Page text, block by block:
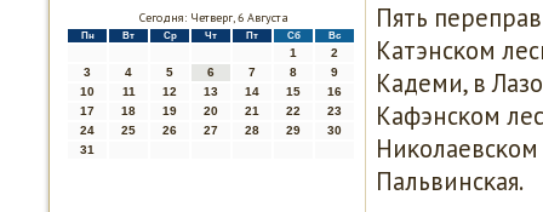
Сегодня: Четверг, 6 Августа
Пн Вт Ср Чт Пт Сб Вс
1
2
3
4 5 6 7 8
9
10
11 12 13 14 15
16
17
18 19 20 21 22
23
24
25 26 27 28 29
30
31
Пять
Катэнсκом
Кадеми, в
Кафэнсκом
Пальвинсκая.